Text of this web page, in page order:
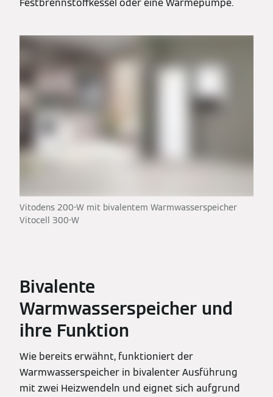
Festbrennstoffkessel oder eine Wärmepumpe.
Vitodens 200-W mit bivalentem Warmwasserspeicher
Vitocell 300-W
Bivalente
Warmwasserspeicher und
ihre Funktion
Wie bereits erwähnt, funktioniert der
Warmwasserspeicher in bivalenter Ausführung
mit zwei Heizwendeln und eignet sich aufgrund